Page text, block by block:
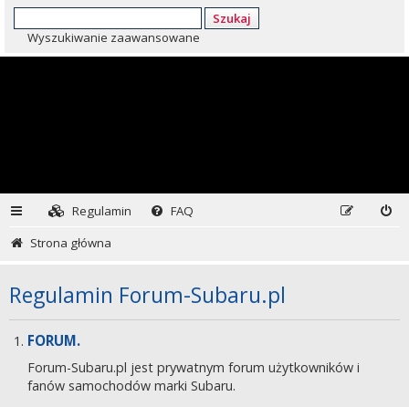
Szukaj
Wyszukiwanie zaawansowane
Regulamin
FAQ
Strona główna
Regulamin Forum-Subaru.pl
FORUM.
Forum-Subaru.pl jest prywatnym forum użytkowników i
fanów samochodów marki Subaru.